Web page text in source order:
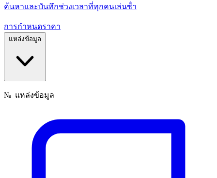
ค้นหาและบันทึกช่วงเวลาที่ทุกคนเล่นซ้ํา
การกำหนดราคา
แหล่งข้อมูล
№ แหล่งข้อมูล